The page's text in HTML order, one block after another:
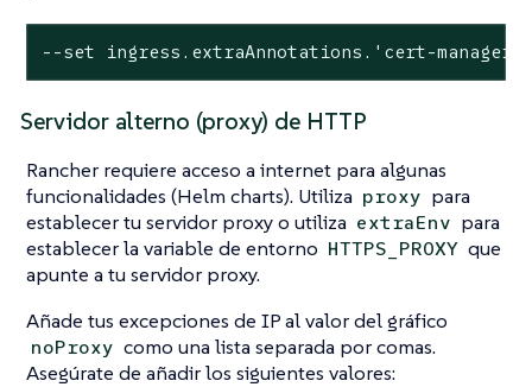
--set ingress.extraAnnotations.'cert-
Servidor alterno (proxy) de HTTP
Rancher requiere acceso a internet para algunas
funcionalidades (Helm charts). Utiliza proxy para
establecer tu servidor proxy o utiliza extraEnv para
establecer la variable de entorno HTTPS_PROXY que
apunte a tu servidor proxy.
Añade tus excepciones de IP al valor del gráfico
noProxy como una lista separada por comas.
Asegúrate de añadir los siguientes valores: